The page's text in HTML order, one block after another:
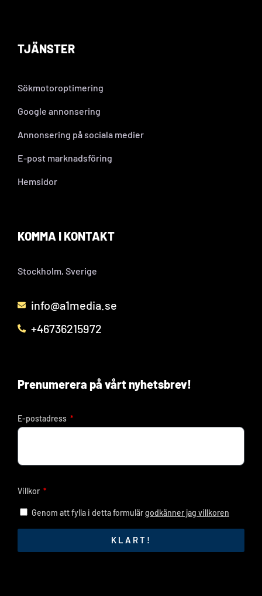
TJÄNSTER
Sökmotoroptimering
Google annonsering
Annonsering på sociala medier
E-post marknadsföring
Hemsidor
KOMMA I KONTAKT
Stockholm, Sverige
info@a1media.se
+46736215972
Prenumerera på vårt nyhetsbrev!
E-postadress
Villkor
Genom att fylla i detta formulärgodkänner jag villkoren
KLART!